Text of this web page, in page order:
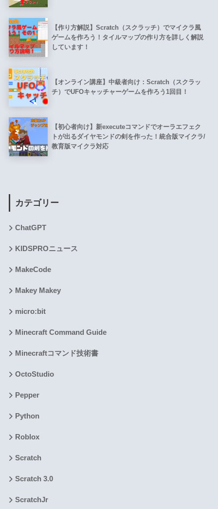
【作り方解説】Scratch（スクラッチ）でマイクラ風
ゲームを作ろう！タイルマップの作り方を詳しく解説
しています！
【オンライン講座】中級者向け：Scratch（スクラッ
チ）でUFOキャッチャーゲームを作ろう1回目！
【初心者向け】新executeコマンドでオーラエフェク
トが出るダイヤモンドの剣を作った！統合版マイクラ/
教育版マイクラ対応
カテゴリー
ChatGPT
KIDSPROニュース
MakeCode
Makey Makey
micro:bit
Minecraft Command Guide
Minecraftコマンド技術書
OctoStudio
Pepper
Python
Roblox
Scratch
Scratch 3.0
ScratchJr